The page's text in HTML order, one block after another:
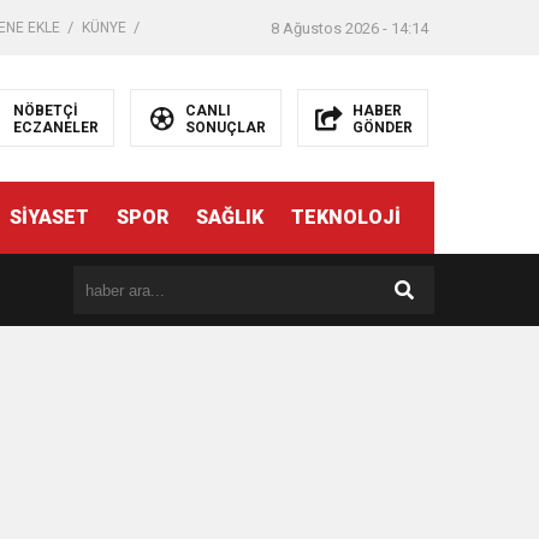
EKLE KÜNYE 8 Ağustos 2026 - 14:14
NÖBETÇİ
ECZANELER
CANLI
SONUÇLAR
HABER
GÖNDER
SİYASET SPOR SAĞLIK TEKNOLOJİ